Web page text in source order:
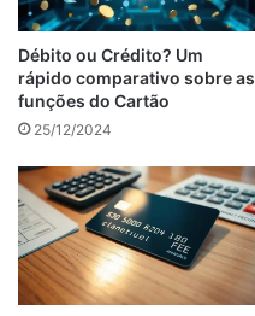
Débito ou Crédito? Um
rápido comparativo sobre as
funções do Cartão
25/12/2024